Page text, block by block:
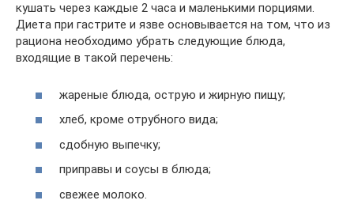
кушать через каждые 2 часа и маленькими порциями.
Диета при гастрите и язве основывается на том, что из
рациона необходимо убрать следующие блюда,
входящие в такой перечень:
жареные блюда, острую и жирную пищу;
хлеб, кроме отрубного вида;
сдобную выпечку;
приправы и соусы в блюда;
свежее молоко.